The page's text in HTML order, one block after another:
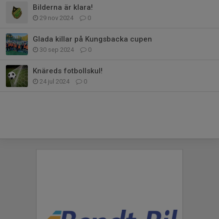
Bilderna är klara!
29 nov 2024 0
Glada killar på Kungsbacka cupen
30 sep 2024 0
Knäreds fotbollskul!
24 jul 2024 0